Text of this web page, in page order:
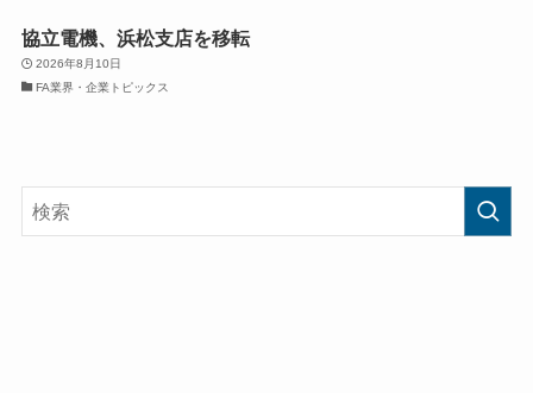
協立電機、浜松支店を移転
2026年8月10日
FA業界・企業トピックス